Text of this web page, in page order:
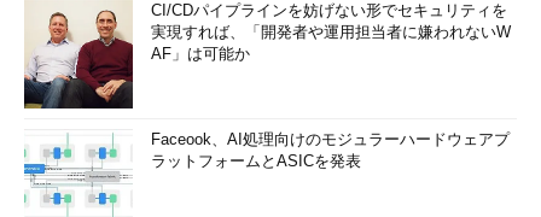
CI/CDパイプラインを妨げない形でセキュリティを
実現すれば、「開発者や運用担当者に嫌われないW
AF」は可能か
Faceook、AI処理向けのモジュラーハードウェアプ
ラットフォームとASICを発表